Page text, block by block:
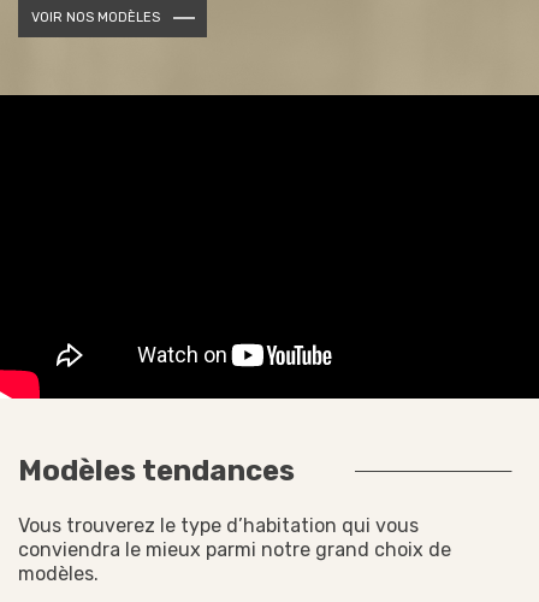
VOIR NOS MODÈLES
Modèles tendances
Vous trouverez le type d’habitation qui vous
conviendra le mieux parmi notre grand choix de
modèles.